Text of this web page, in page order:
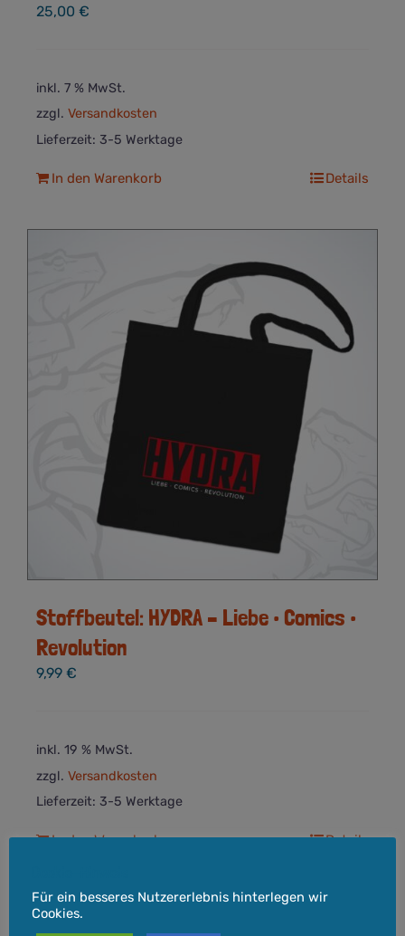
25,00 €
inkl. 7 % MwSt.
zzgl. Versandkosten
Lieferzeit: 3-5 Werktage
In den Warenkorb Details
Stoffbeutel: HYDRA – Liebe • Comics •
Revolution
9,99 €
inkl. 19 % MwSt.
zzgl. Versandkosten
Lieferzeit: 3-5 Werktage
In den Warenkorb Details
Für ein besseres Nutzererlebnis hinterlegen wir
Cookies.